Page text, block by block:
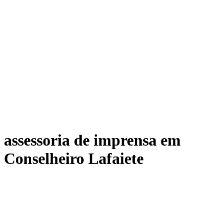
assessoria de imprensa em
Conselheiro Lafaiete